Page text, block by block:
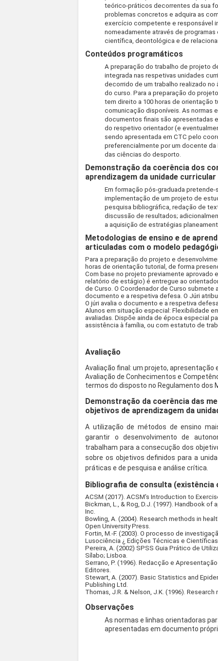
teórico-práticos decorrentes da sua
problemas concretos e adquira as
exercício competente e responsável
nomeadamente através de
científica, deontológica e de
Conteúdos programáticos
A preparação do trabalho de projeto
integrada nas respetivas unidades
decorrido de um trabalho realizado
do curso. Para a preparação do
tem direito a 100 horas de orientação
comunicação disponíveis. As normas
documentos finais são apresentadas
do respetivo orientador (e
sendo apresentada em CTC pelo
preferencialmente por um docente da
das ciências do desporto.
Demonstração da coerência dos
aprendizagem da unidade curricular
Em formação pós-graduada
implementação de um projeto de
pesquisa bibliográfica, redação de
discussão de resultados;
a aquisição de estratégias
Metodologias de ensino e de
articuladas com o modelo
Para a preparação do projeto e
horas de orientação tutorial, de forma
Com base no projeto previamente
relatório de estágio) é entregue ao
de Curso. O Coordenador de Curso
documento e a respetiva defesa. O Júri
O júri avalia o documento e a respetiva
Alunos em situação especial: Flexibilidade
avaliadas. Dispõe ainda de época especial
assistência à família, ou com estatuto de
Avaliação
Avaliação final: um projeto,
Avaliação de Conhecimentos e
termos do disposto no Regulamento
Demonstração da coerência das
objetivos de aprendizagem da
A utilização de métodos de ensino
garantir o desenvolvimento de
trabalham para a consecução dos
sobre os objetivos definidos para a
práticas e de pesquisa e análise crítica.
Bibliografia de consulta
ACSM (2017). ACSM's Introduction to
Bickman, L., & Rog, D.J. (1997). Handbook
Inc.
Bowling, A. (2004). Research methods in
Open University Press.
Fortin, M.-F. (2003). O processo de
Lusociência ¿ Edições Técnicas e
Pereira, A. (2002) SPSS Guia Prático de
Sílabo; Lisboa.
Serrano, P. (1996). Redacção e
Editores.
Stewart, A. (2007). Basic Statistics and
Publishing Ltd.
Thomas, J.R. & Nelson, J.K. (1996).
Observações
As normas e linhas orientadoras
apresentadas em documento